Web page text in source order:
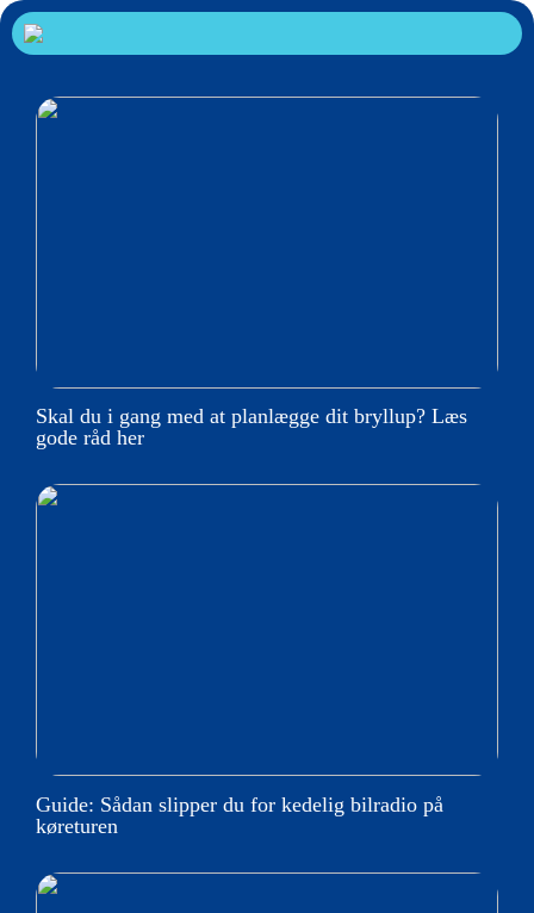
Skal du i gang med at planlægge dit bryllup? Læs
gode råd her
Guide: Sådan slipper du for kedelig bilradio på
køreturen